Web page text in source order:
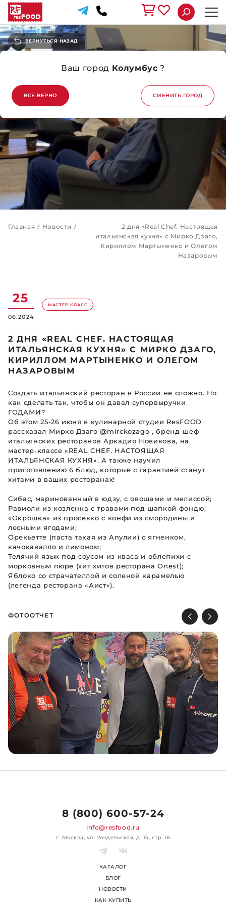
Ваш город Колумбус ?
ВСЕ ВЕРНО СМЕНИТЬ ГОРОД
ВЕРНУТЬСЯ НАЗАД
Главная / Новости /
2 дня «Real Chef. Настоящая
итальянская кухня» с Мирко Дзаго,
Кириллом Мартыненко и Олегом
Назаровым
25
06.2024
МАСТЕР-КЛАСС
2 ДНЯ «REAL CHEF. НАСТОЯЩАЯ
ИТАЛЬЯНСКАЯ КУХНЯ» С МИРКО ДЗАГО,
КИРИЛЛОМ МАРТЫНЕНКО И ОЛЕГОМ
НАЗАРОВЫМ
Создать итальянский ресторан в России не сложно. Но
как сделать так, чтобы он давал супервыручки
ГОДАМИ?
Об этом 25-26 июня в кулинарной студии ResFOOD
рассказал Мирко Дзаго @mirckozago , бренд-шеф
итальянских ресторанов Аркадия Новикова, на
мастер-классе «REAL CHEF. НАСТОЯЩАЯ
ИТАЛЬЯНСКАЯ КУХНЯ». А также научил
приготовлению 6 блюд, которые с гарантией станут
хитами в ваших ресторанах!
Сибас, маринованный в юдзу, с овощами и мелиссой;
Равиоли из козленка с травами под шапкой фондю;
«Окрошка» из просекко с конфи из смородины и
лесными ягодами;
Орекьетте (паста такая из Апулии) с ягненком,
качокавалло и лимоном;
Телячий язык под соусом из кваса и облепихи с
морковным пюре (хит хитов ресторана Onest);
Яблоко со страчателлой и соленой карамелью
(легенда ресторана «Аист»).
ФОТООТЧЕТ
КАТАЛОГ
БЛОГ
НОВОСТИ
КАК КУПИТЬ
8 (800) 600-57-24
info@resfood.ru
г. Москва, ул. Рочдельская, д. 15, стр. 16